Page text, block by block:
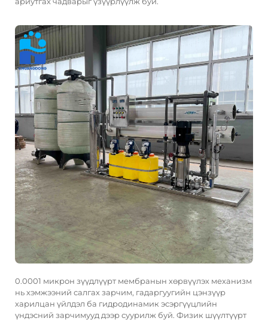
0.0001 микрон зүүдлүүрт мембранын хөрвүүлэх механизм
нь хэмжээний салгах зарчим, гадаргуугийн цэнзүүр
харилцан үйлдэл ба гидродинамик эсэргүүцлийн
үндэсний зарчимууд дээр суурилж буй. Физик шүүлтүүрт